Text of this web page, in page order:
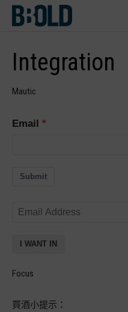
Integration
Mautic
Email
Submit
I WANT IN
Focus
買酒小提示：